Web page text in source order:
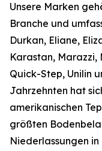
Unsere Marken
Branche und
Durkan, Eliane,
Karastan, Marazzi,
Quick-Step, Unilin
Jahrzehnten hat
amerikanischen
größten
Niederlassungen